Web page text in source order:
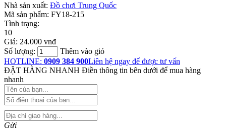
Nhà sản xuất: Đồ chơi Trung Quốc
Mã sản phẩm: FY18-215
Tình trạng:
10
Giá: 24.000 vnđ
Số lượng:
Thêm vào giỏ
HOTLINE: 0909 384 900Liên hệ ngay để được tư vấn
ĐẶT HÀNG NHANH Điền thông tin bên dưới để mua hàng
nhanh
Gửi